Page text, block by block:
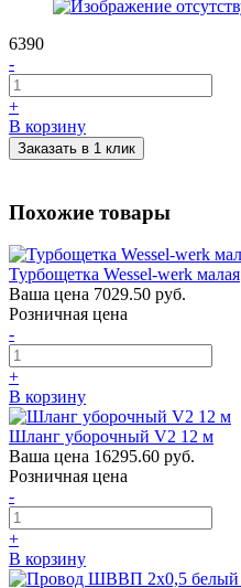
6390
-
+
В корзину
Заказать в 1 клик
Похожие товары
Турбощетка Wessel-werk малая
Ваша цена 7029.50 руб.
Розничная цена
-
+
В корзину
Шланг уборочный V2 12 м
Ваша цена 16295.60 руб.
Розничная цена
-
+
В корзину